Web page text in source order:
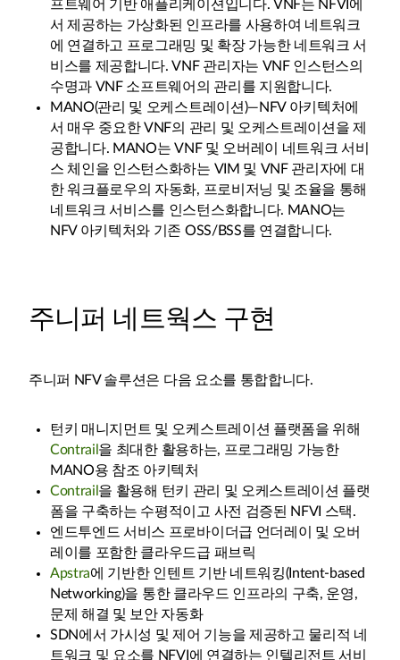
프트웨어 기반 애플리케이션입니다. VNF는 NFVI에
서 제공하는 가상화된 인프라를 사용하여 네트워크
에 연결하고 프로그래밍 및 확장 가능한 네트워크 서
비스를 제공합니다. VNF 관리자는 VNF 인스턴스의
수명과 VNF 소프트웨어의 관리를 지원합니다.
MANO(관리 및 오케스트레이션)—NFV 아키텍처에
서 매우 중요한 VNF의 관리 및 오케스트레이션을 제
공합니다. MANO는 VNF 및 오버레이 네트워크 서비
스 체인을 인스턴스화하는 VIM 및 VNF 관리자에 대
한 워크플로우의 자동화, 프로비저닝 및 조율을 통해
네트워크 서비스를 인스턴스화합니다. MANO는
NFV 아키텍처와 기존 OSS/BSS를 연결합니다.
주니퍼 네트웍스 구현
주니퍼 NFV 솔루션은 다음 요소를 통합합니다.
턴키 매니지먼트 및 오케스트레이션 플랫폼을 위해
Contrail 을 최대한 활용하는, 프로그래밍 가능한
MANO용 참조 아키텍처
Contrail 을 활용해 턴키 관리 및 오케스트레이션 플랫
폼을 구축하는 수평적이고 사전 검증된 NFVI 스택.
엔드투엔드 서비스 프로바이더급 언더레이 및 오버
레이를 포함한 클라우드급 패브릭
Apstra에 기반한 인텐트 기반 네트워킹(Intent-based
Networking)을 통한 클라우드 인프라의 구축, 운영,
문제 해결 및 보안 자동화
SDN에서 가시성 및 제어 기능을 제공하고 물리적 네
트워크 및 요소를 NFVI에 연결하는 인텔리전트 서비